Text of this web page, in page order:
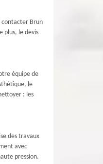
contacter Brun
plus, le devis
équipe de
le
: les
des travaux
avec
pression.